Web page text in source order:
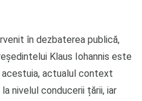
în dezbaterea publică,
Klaus Iohannis este
actualul context
nivelul conducerii țării, iar